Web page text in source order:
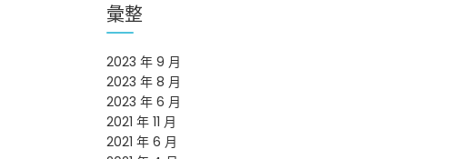
彙整
2023 年 9 月
2023 年 8 月
2023 年 6 月
2021 年 11 月
2021 年 6 月